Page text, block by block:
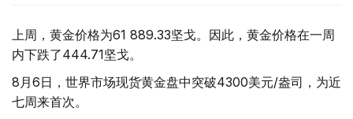
上周，黄金价格为61 889.33坚戈。因此，黄金价格在一周
内下跌了444.71坚戈。
8月6日，世界市场现货黄金盘中突破4300美元/盎司，为近
七周来首次。